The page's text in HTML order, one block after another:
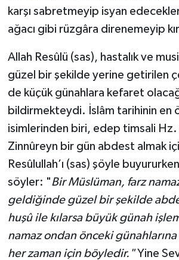
karşı sabretmeyip isyan
ağacı gibi rüzgâra direnemeyip
Allah Resûlü (sas), hastalık ve
güzel bir şekilde yerine getirilen
de küçük günahlara kefaret
bildirmekteydi. İslâm tarihinin en
isimlerinden biri, edep timsali Hz.
Zinnûreyn bir gün abdest almak
Resûlullah’ı (sas) şöyle
söyler: "Bir Müslüman, farz
geldiğinde güzel bir şekilde
huşû ile kılarsa büyük günah
namaz ondan önceki
her zaman için böyledir."Yine